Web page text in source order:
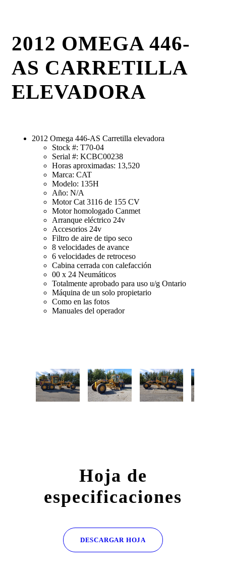
2012 OMEGA 446-
AS CARRETILLA
ELEVADORA
2012 Omega 446-AS Carretilla elevadora
Stock #: T70-04
Serial #: KCBC00238
Horas aproximadas: 13,520
Marca: CAT
Modelo: 135H
Año: N/A
Motor Cat 3116 de 155 CV
Motor homologado Canmet
Arranque eléctrico 24v
Accesorios 24v
Filtro de aire de tipo seco
8 velocidades de avance
6 velocidades de retroceso
Cabina cerrada con calefacción
00 x 24 Neumáticos
Totalmente aprobado para uso u/g Ontario
Máquina de un solo propietario
Como en las fotos
Manuales del operador
Hoja de
especificaciones
DESCARGAR HOJA